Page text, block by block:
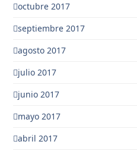
octubre 2017
septiembre 2017
agosto 2017
julio 2017
junio 2017
mayo 2017
abril 2017